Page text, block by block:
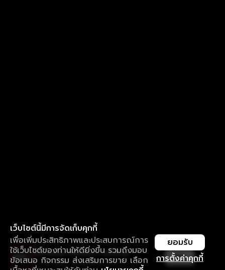
เว็บไซต์นี้มีการจัดเก็บคุกกี้
เพื่อเพิ่มประสิทธิภาพและประสบการณ์การ
ใช้เว็บไซต์ของท่านให้ดียิ่งขึ้น รวมถึงมอบ
ข้อเสนอ กิจกรรม ส่งเสริมการขาย เลือก
การตั้งค่าคุกกี้
ยอมรับ
ใช้งานแอป ลื่นไหลกว่า ไม่มีสะดุด
ดาวน์โหลดแอปเพื่อการรับชมที่ดีกว่า เปิด